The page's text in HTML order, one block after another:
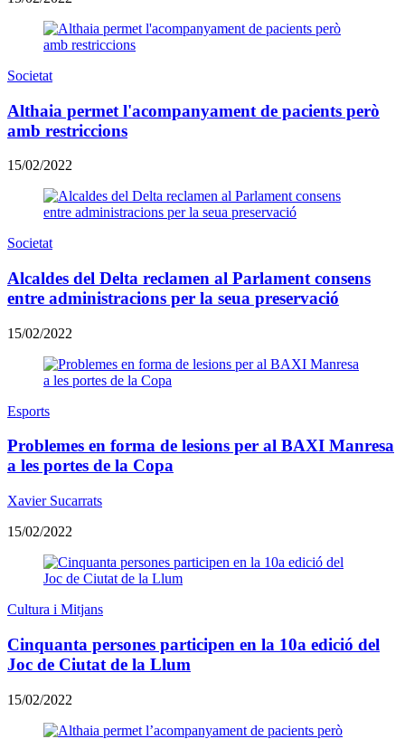
Societat
Althaia permet l'acompanyament de pacients però
amb restriccions
15/02/2022
Societat
Alcaldes del Delta reclamen al Parlament consens
entre administracions per la seua preservació
15/02/2022
Esports
Problemes en forma de lesions per al BAXI Manresa
a les portes de la Copa
Xavier Sucarrats
15/02/2022
Cultura i Mitjans
Cinquanta persones participen en la 10a edició del
Joc de Ciutat de la Llum
15/02/2022